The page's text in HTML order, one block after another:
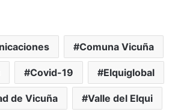
Comuna Vicuña
Covid-19 Elquiglobal
de Vicuña Valle del Elqui